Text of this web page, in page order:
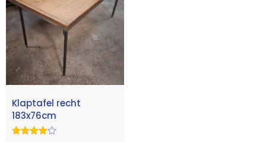
Klaptafel recht
183x76cm